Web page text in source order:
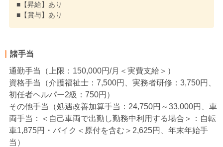
■【昇給】あり
■【賞与】あり
諸手当
通勤手当（上限：150,000円/月＜実費支給＞）
資格手当（介護福祉士：7,500円、実務者研修：3,750円、
初任者ヘルパー2級：750円）
その他手当（処遇改善加算手当：24,750円～33,000円、車
両手当：＜自己車両で出勤し勤務中利用する場合＞：自転
車1,875円・バイク＜原付を含む＞2,625円、年末年始手
当）